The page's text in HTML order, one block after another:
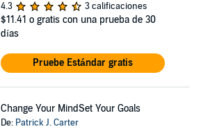
4.3
3 calificaciones
$11.41 o gratis con una prueba de 30
días
Pruebe Estándar gratis
Change Your MindSet Your Goals
De: Patrick J. Carter